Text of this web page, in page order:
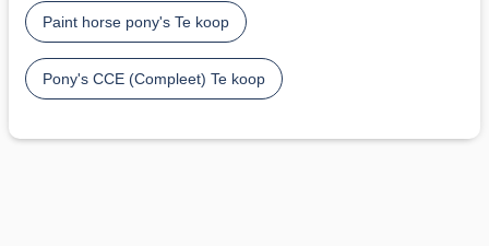
Paint horse pony's Te koop
Pony's CCE (Compleet) Te koop